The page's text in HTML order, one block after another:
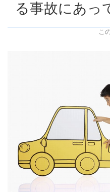
る事故にあっ
こ